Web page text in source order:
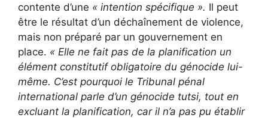
contente d’une « intention spécifique ». Il peut
être le résultat d’un déchaînement de violence,
mais non préparé par un gouvernement en
place. « Elle ne fait pas de la planification un
élément constitutif obligatoire du génocide lui-
même. C’est pourquoi le Tribunal pénal
international parle d’un génocide tutsi, tout en
excluant la planification, car il n’a pas pu établir